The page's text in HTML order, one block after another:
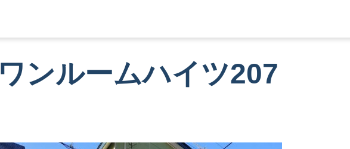
ワンルームハイツ207